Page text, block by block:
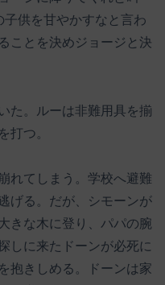
供を甘やかすなと言わ
ことを決めジョージと決
た。ルーは非難用具を揃
打つ。
れてしまう。学校へ避難
げる。だが、シモーンが
きな木に登り、パパの腕
しに来たドーンが必死に
抱きしめる。ドーンは家